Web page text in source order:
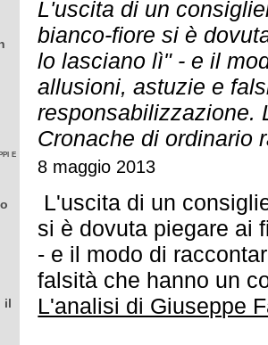
e
il
L'uscita di un
bianco-fiore si è
lo lasciano lì" - e il
allusioni, astuzie e
responsabilizzazione.
Cronache di ordinario
8 maggio 2013
L'uscita di un
si è dovuta piegare ai
- e il modo di
falsità che hanno un
L'analisi di Giuseppe